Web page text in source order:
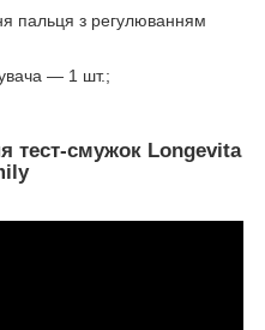
пальця з регулюванням
— 1 шт.;
тест-смужок Longevita